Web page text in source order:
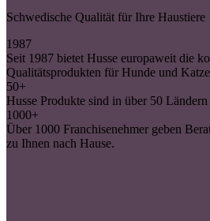
Schwedische Qualität für Ihre Haustiere
1987
Seit 1987 bietet Husse europaweit die
Qualitätsprodukten für Hunde und
50+
Husse Produkte sind in über 50
1000+
Über 1000 Franchisenehmer geben
zu Ihnen nach Hause.